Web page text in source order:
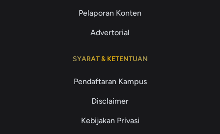
Pelaporan Konten
Advertorial
SYARAT & KETENTUAN
Pendaftaran Kampus
Disclaimer
Kebijakan Privasi